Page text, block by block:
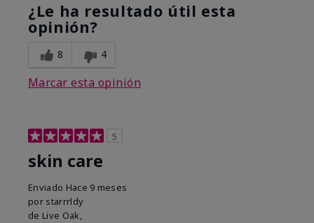
¿Le ha resultado útil esta
opinión?
8 4
Marcar esta opinión
5
skin care
Enviado Hace 9 meses
por starrrldy
de Live Oak,